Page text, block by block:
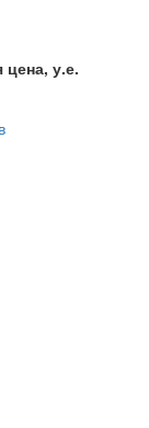
цена, у.е.